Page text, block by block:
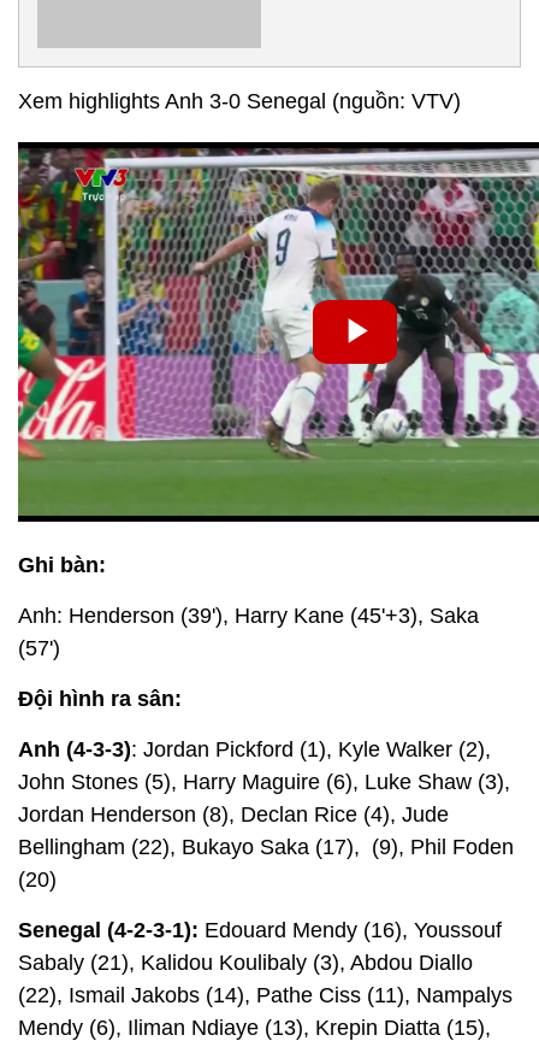
Xem highlights Anh 3-0 Senegal (nguồn: VTV)
Ghi bàn:
Anh: Henderson (39'), Harry Kane (45'+3), Saka
(57')
Đội hình ra sân:
Anh (4-3-3): Jordan Pickford (1), Kyle Walker (2),
John Stones (5), Harry Maguire (6), Luke Shaw (3),
Jordan Henderson (8), Declan Rice (4), Jude
Bellingham (22), Bukayo Saka (17), (9), Phil Foden
(20)
Senegal (4-2-3-1): Edouard Mendy (16), Youssouf
Sabaly (21), Kalidou Koulibaly (3), Abdou Diallo
(22), Ismail Jakobs (14), Pathe Ciss (11), Nampalys
Mendy (6), Iliman Ndiaye (13), Krepin Diatta (15),